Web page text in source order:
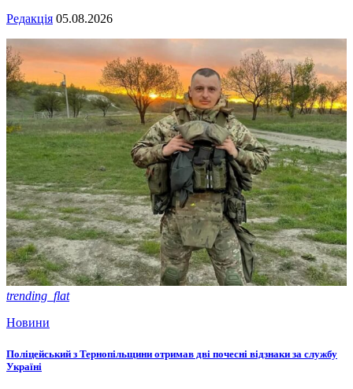
Редакція 05.08.2026
trending_flat
Новини
Поліцейський з Тернопільщини отримав дві почесні відзнаки за службу
Україні